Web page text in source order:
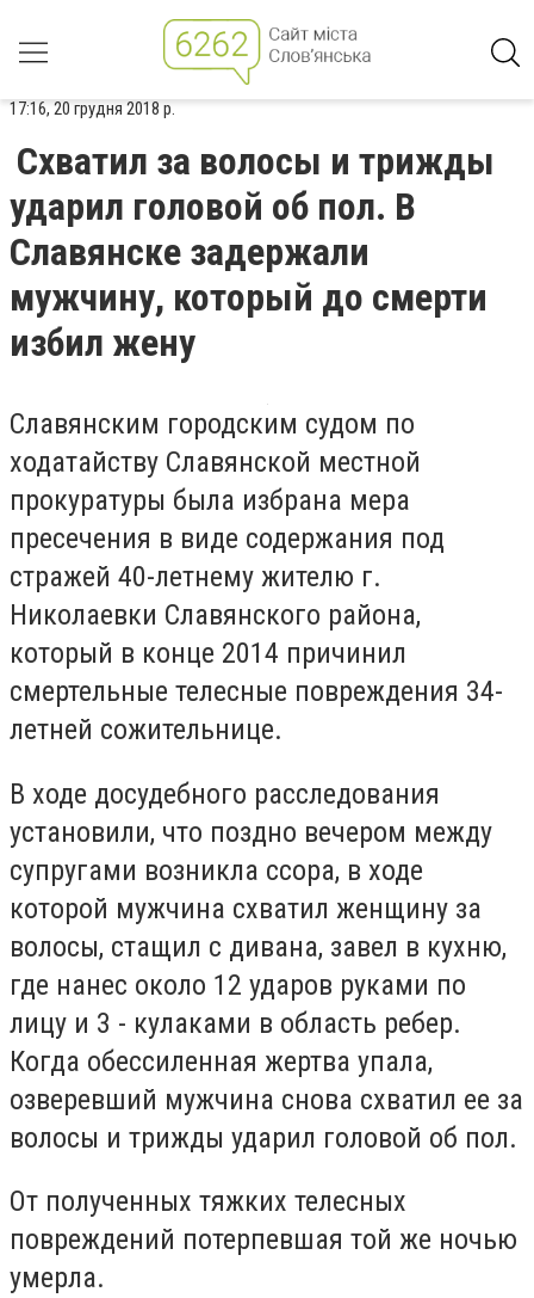
17:16, 20 грудня 2018 р.
Схватил за волосы и трижды
ударил головой об пол. В
Славянске задержали
мужчину, который до смерти
избил жену
Славянским городским судом по
ходатайству Славянской местной
прокуратуры была избрана мера
пресечения в виде содержания под
стражей 40-летнему жителю г.
Николаевки Славянского района,
который в конце 2014 причинил
смертельные телесные повреждения 34-
летней сожительнице.
В ходе досудебного расследования
установили, что поздно вечером между
супругами возникла ссора, в ходе
которой мужчина схватил женщину за
волосы, стащил с дивана, завел в кухню,
где нанес около 12 ударов руками по
лицу и 3 - кулаками в область ребер.
Когда обессиленная жертва упала,
озверевший мужчина снова схватил ее за
волосы и трижды ударил головой об пол.
От полученных тяжких телесных
повреждений потерпевшая той же ночью
умерла.